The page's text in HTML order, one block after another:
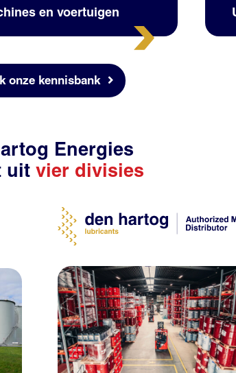
en voertuigen
onze kennisbank
Energies
uit vier divisies